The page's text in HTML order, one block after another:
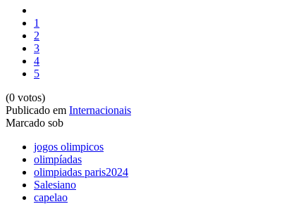
1
2
3
4
5
(0 votos)
Publicado em Internacionais
Marcado sob
jogos olimpicos
olimpíadas
olimpiadas paris2024
Salesiano
capelao